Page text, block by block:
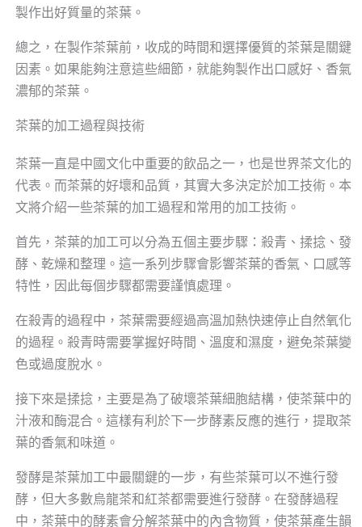
製作出好質量的茶葉。
總之，在製作茶葉前，收成的時間和選擇優質的茶葉是關鍵
因素。如果能夠注意這些細節，就能夠製作出口感好、香氣
濃郁的茶葉。
茶葉的加工過程與技術
茶葉一直是中國文化中重要的飲品之一，也是世界茶文化的
代表。而茶葉的好壞和品質，其實大多決定於加工技術。本
文將介紹一些茶葉的加工過程和常用的加工技術。
首先，茶葉的加工可以分為五個主要步驟：殺青、揉捻、發
酵、乾燥和整理。這一系列步驟會影響茶葉的香氣、口感等
特性，因此每個步驟都需要謹慎處理。
在殺青的過程中，茶葉需要經過高溫加熱快速停止自然氧化
的過程。殺青時需要掌握好時間、溫度和濕度，避免茶葉變
色或過度脫水。
接下來是揉捻，主要是為了破壞茶葉細胞結構，使茶葉中的
汁液和酶混合。這樣有利於下一步酵素反應的進行，提取茶
葉的香氣和味道。
發酵是茶葉加工中最關鍵的一步，有些茶葉可以不進行發
酵，但大多數烏龍茶和紅茶都需要進行發酵。在發酵過程
中，茶葉中的酵素會分解茶葉中的內含物質，使茶葉產生韻